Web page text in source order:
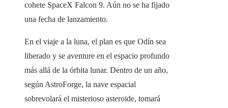
cohete SpaceX Falcon 9. Aún no se ha fijado
una fecha de lanzamiento.
En el viaje a la luna, el plan es que Odín sea
liberado y se aventure en el espacio profundo
más allá de la órbita lunar. Dentro de un año,
según AstroForge, la nave espacial
sobrevolará el misterioso asteroide, tomará